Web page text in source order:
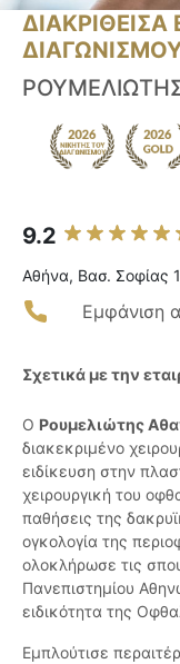
ΔΙΑΚΡΙΘΕΙΣΑ
ΔΙΑΓΩΝΙΣΜΟΥ
9.2
Αθήνα, Βασ. Σοφίας
Εμφάνιση
Σχετικά με την
Ο Ρουμελιώτης
διακεκριμένο
ειδίκευση στην
χειρουργική του
παθήσεις της
ογκολογία της
ολοκλήρωσε τις
Πανεπιστημίου
ειδικότητα της
Εμπλούτισε